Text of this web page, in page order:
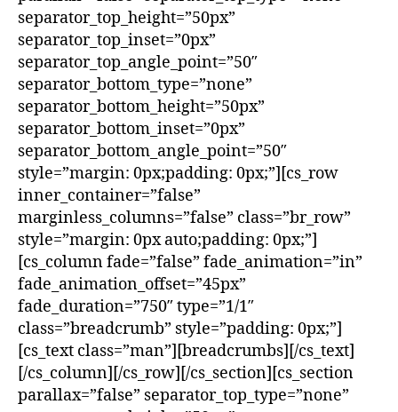
separator_top_height=”50px”
separator_top_inset=”0px”
separator_top_angle_point=”50″
separator_bottom_type=”none”
separator_bottom_height=”50px”
separator_bottom_inset=”0px”
separator_bottom_angle_point=”50″
style=”margin: 0px;padding: 0px;”][cs_row
inner_container=”false”
marginless_columns=”false” class=”br_row”
style=”margin: 0px auto;padding: 0px;”]
[cs_column fade=”false” fade_animation=”in”
fade_animation_offset=”45px”
fade_duration=”750″ type=”1/1″
class=”breadcrumb” style=”padding: 0px;”]
[cs_text class=”man”][breadcrumbs][/cs_text]
[/cs_column][/cs_row][/cs_section][cs_section
parallax=”false” separator_top_type=”none”